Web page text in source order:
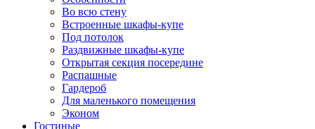
Во всю стену
Встроенные шкафы-купе
Под потолок
Раздвижные шкафы-купе
Открытая секция посередине
Распашные
Гардероб
Для маленького помещения
Эконом
Гостиные